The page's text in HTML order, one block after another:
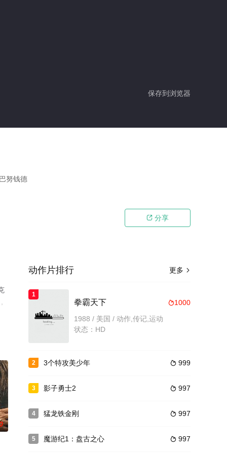
保存到浏览器
努钱德
 分享
更多 
动作片排行
1
1000
拳霸天下
1988 / 美国 / 动作,传记,运动
状态：HD
2  999
3个特攻美少年
3  997
影子勇士2
4  997
猛龙铁金刚
5  997
魔游纪1：盘古之心